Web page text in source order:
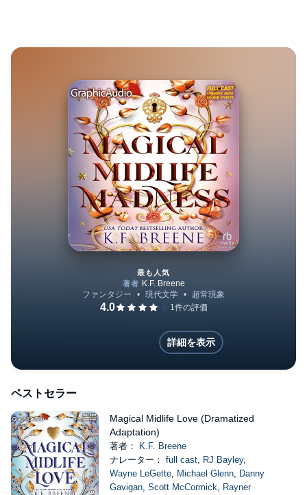
Magical Midlife Madness
最も人気
詳細を表示
ベストセラー
Magical Midlife Love (Dramatized
Adaptation)
著者：
K.F. Breene
ナレーター： full cast, RJ Bayley,
Wayne LeGette, Michael Glenn, Danny
Gavigan, Scott McCormick, Rayner